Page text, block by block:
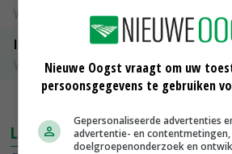
Vleesvarkens
ISN prijs Frankrijk
Vleesvarkens
LAATSTE NIEUWS
Nieuwe Oogst vraagt om uw
persoonsgegevens te gebruiken
Gepersonaliseerde advertenties
advertentie- en contentmetingen,
doelgroepenonderzoek en